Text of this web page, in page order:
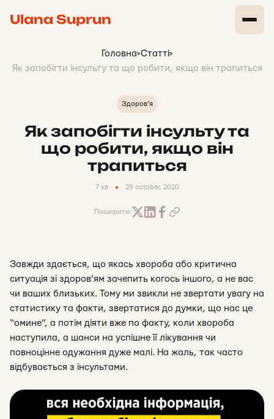
Ulana Suprun
Головна>Статті>
Як запобігти інсульту та що робити, якщо він трапиться
Здоров'я
Як запобігти інсульту та
що робити, якщо він
трапиться
7 хв 29 october, 2020
Поширити:
Завжди здається, що якась хвороба або критична
ситуація зі здоров’ям зачепить когось іншого, а не вас
чи ваших близьких. Тому ми звикли не звертати увагу на
статистику та факти, звертатися до думки, що нас це
“омине”, а потім діяти вже по факту, коли хвороба
наступила, а шанси на успішне її лікування чи
повноцінне одужання дуже малі. На жаль, так часто
відбувається з інсультами.